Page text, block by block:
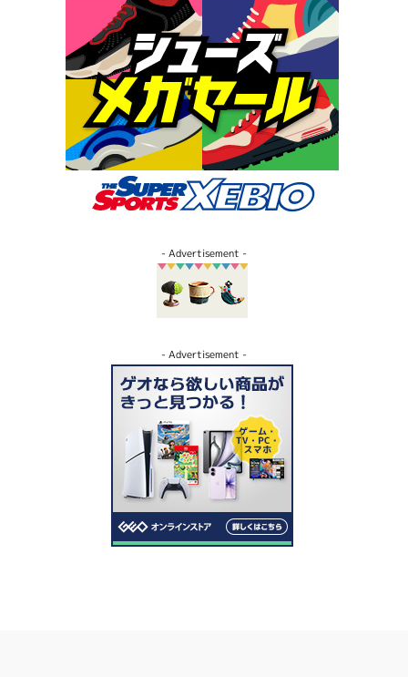
- Advertisement -
- Advertisement -